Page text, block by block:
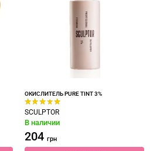
ОКИСЛИТЕЛЬ PURE TINT 3%
SCULPTOR
В наличии
204 грн